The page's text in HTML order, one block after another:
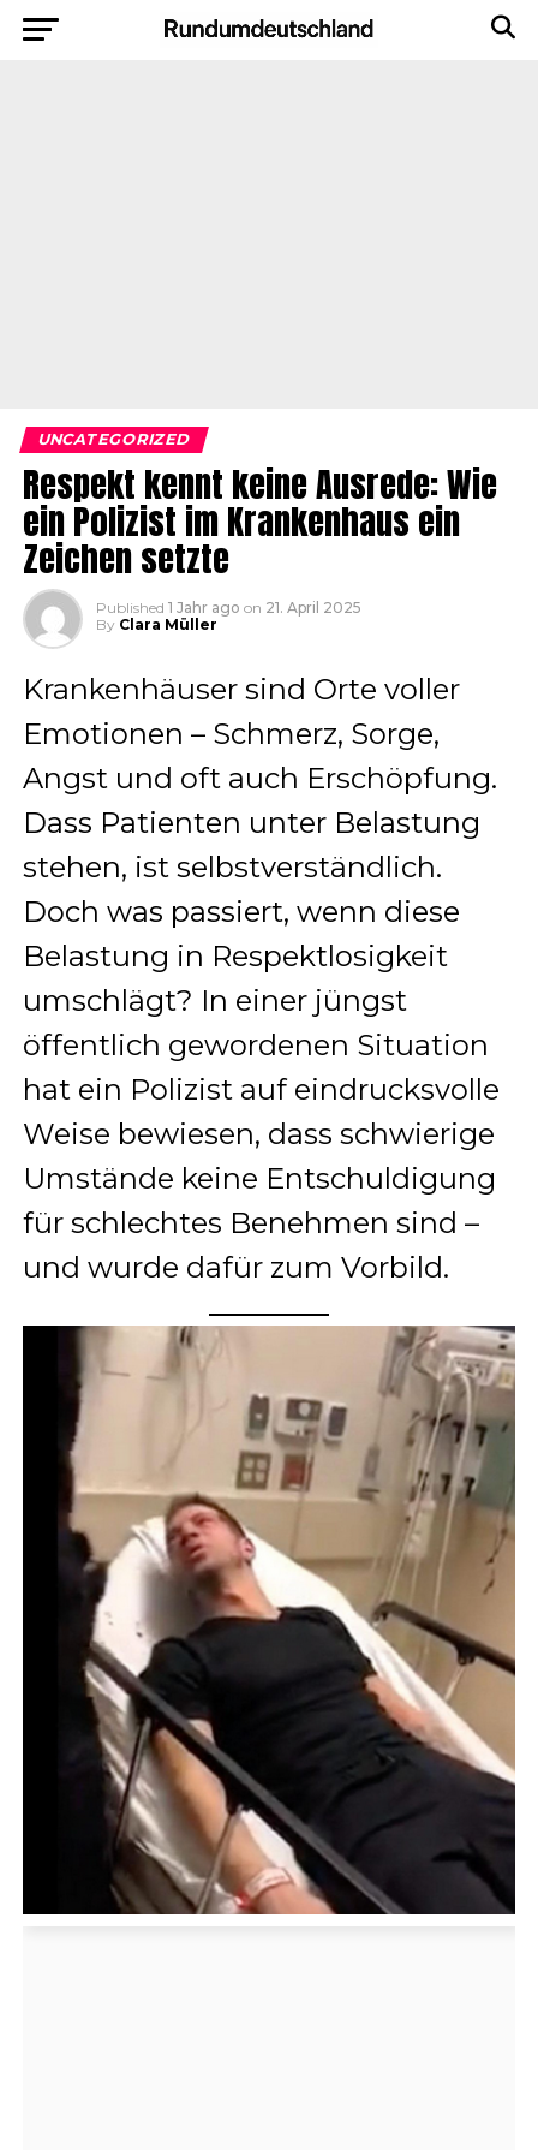
UNCATEGORIZED
Respekt kennt keine Ausrede: Wie
ein Polizist im Krankenhaus ein
Zeichen setzte
Published 1 Jahr ago on 21. April 2025
By Clara Müller
Krankenhäuser sind Orte voller
Emotionen – Schmerz, Sorge,
Angst und oft auch Erschöpfung.
Dass Patienten unter Belastung
stehen, ist selbstverständlich.
Doch was passiert, wenn diese
Belastung in Respektlosigkeit
umschlägt? In einer jüngst
öffentlich gewordenen Situation
hat ein Polizist auf eindrucksvolle
Weise bewiesen, dass schwierige
Umstände keine Entschuldigung
für schlechtes Benehmen sind –
und wurde dafür zum Vorbild.